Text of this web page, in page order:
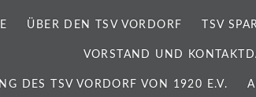
ÜBER DEN TSV VORDORF TSV
VORSTAND UND
DES TSV VORDORF VON 1920 E.V.